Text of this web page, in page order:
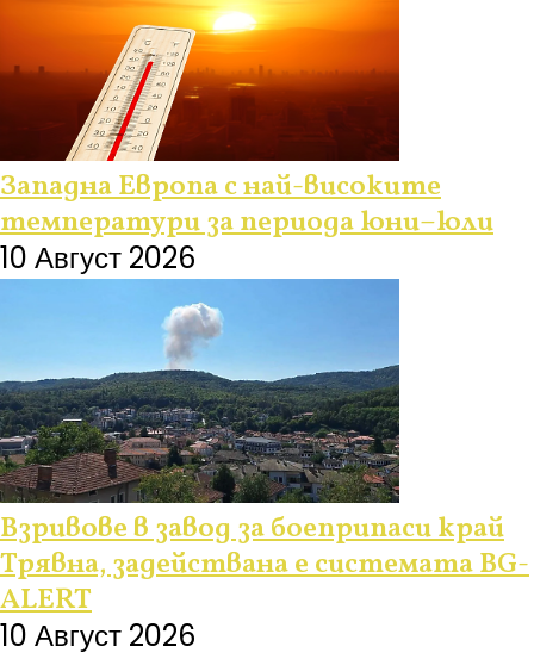
Западна Европа с най-високите
температури за периода юни–юли
10 Август 2026
Взривове в завод за боеприпаси край
Трявна, задействана е системата BG-
ALERT
10 Август 2026